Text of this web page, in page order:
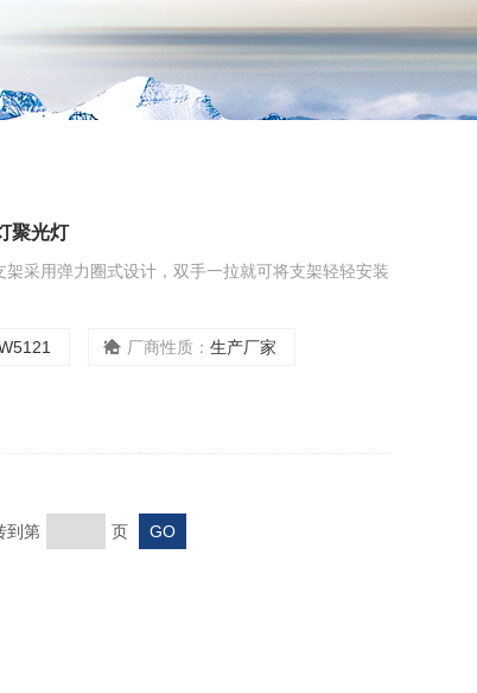
聚光灯
架采用弹力圈式设计，双手一拉就可将支架轻轻安装
厂商性质： 生产厂家
到第 页